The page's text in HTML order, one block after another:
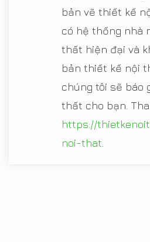
bản vẽ thiết kế
có hệ thống nhà
thất hiện đại và
bản thiết kế nội
chúng tôi sẽ báo
thất cho bạn.
https://
noi-that